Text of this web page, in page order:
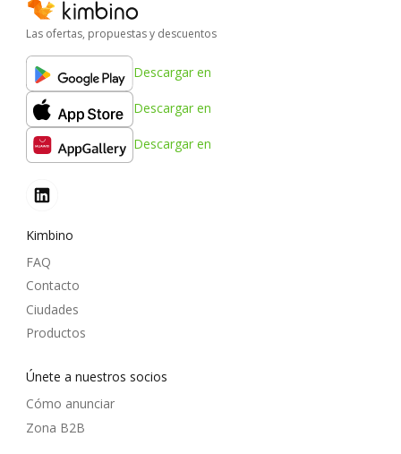
Las ofertas, propuestas y descuentos
Descargar en
Descargar en
Descargar en
Kimbino
FAQ
Contacto
Ciudades
Productos
Únete a nuestros socios
Cómo anunciar
Zona B2B